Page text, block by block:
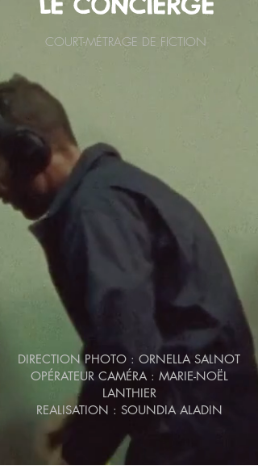
COURT-MÉTRAGE DE FICTION
DIRECTION PHOTO : ORNELLA SALNOT
OPÉRATEUR CAMÉRA : MARIE-NOËL
LANTHIER
REALISATION : SOUNDIA ALADIN